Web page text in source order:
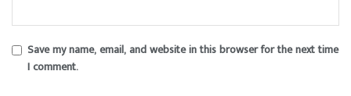
Save my name, email, and website in this browser for the next time
I comment.